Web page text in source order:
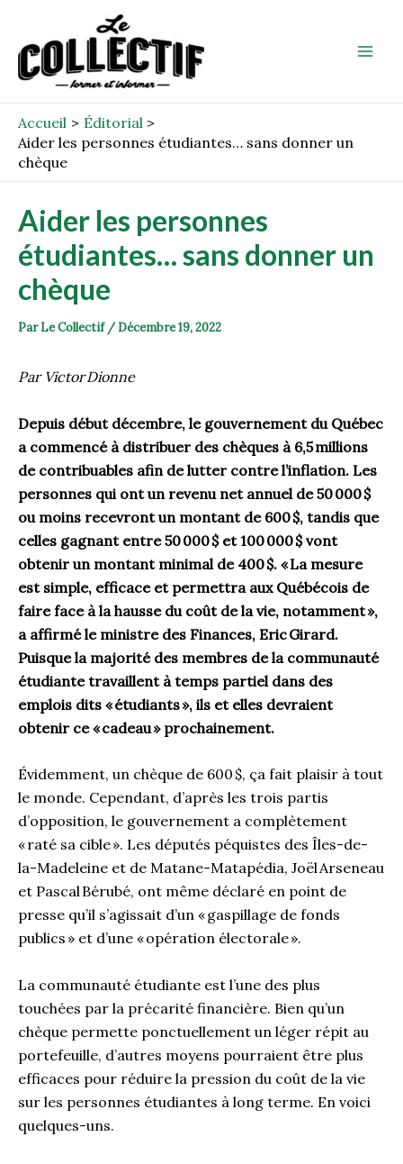
contenu
Accueil
Éditorial
Aider les personnes étudiantes… sans donner un
chèque
Aider les personnes
étudiantes… sans donner un
chèque
ParLe Collectif /Décembre 19, 2022
Par Victor Dionne
Depuis début décembre, le gouvernement du Québec
a commencé à distribuer des chèques à 6,5 millions
de contribuables afin de lutter contre l’inflation. Les
personnes qui ont un revenu net annuel de 50000 $
ou moins recevront un montant de 600 $, tandis que
celles gagnant entre 50000 $ et 100000 $ vont
obtenir un montant minimal de 400 $. «La mesure
est simple, efficace et permettra aux Québécois de
faire face à la hausse du coût de la vie, notamment»,
a affirmé le ministre des Finances, Eric Girard.
Puisque la majorité des membres de la communauté
étudiante travaillent à temps partiel dans des
emplois dits «étudiants», ils et elles devraient
obtenir ce «cadeau» prochainement.
Évidemment, un chèque de 600 $, ça fait plaisir à tout
le monde. Cependant, d’après les trois partis
d’opposition, le gouvernement a complètement
« raté sa cible ». Les députés péquistes des Îles-de-
la-Madeleine et de Matane-Matapédia, Joël Arseneau
et Pascal Bérubé, ont même déclaré en point de
presse qu’il s’agissait d’un « gaspillage de fonds
publics » et d’une « opération électorale ».
La communauté étudiante est l’une des plus
touchées par la précarité financière. Bien qu’un
chèque permette ponctuellement un léger répit au
portefeuille, d’autres moyens pourraient être plus
efficaces pour réduire la pression du coût de la vie
sur les personnes étudiantes à long terme. En voici
quelques-uns.
navigation